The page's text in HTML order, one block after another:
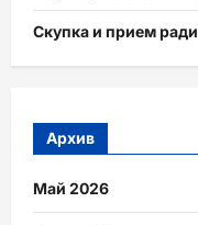
Скупка и прием
Архив
Май 2026